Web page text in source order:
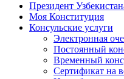
Президент
Моя Конституция
Консульские услуги
Электронная
Постоянный
Временный
Сертификат на